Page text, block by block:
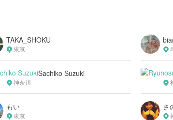
TAKA_SHOKU
東京
Sachiko Suzuki
神奈川
もい
東京
さ